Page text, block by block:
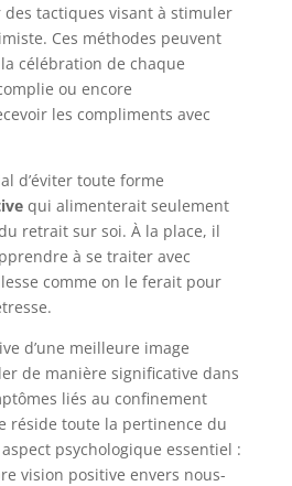
des tactiques visant à stimuler
Ces méthodes peuvent
célébration de chaque
ou encore
les compliments avec
d’éviter toute forme
qui alimenterait seulement
retrait sur soi. À la place, il
à se traiter avec
comme on le ferait pour
d’une meilleure image
de manière significative dans
liés au confinement
réside toute la pertinence du
psychologique essentiel :
vision positive envers nous-